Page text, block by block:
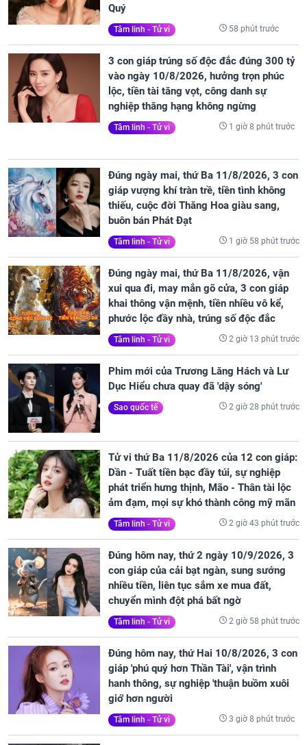
Quý
Tâm linh - Tử vi 58 phút trước
3 con giáp trúng số độc đắc đúng 300 tỷ
vào ngày 10/8/2026, hưởng trọn phúc
lộc, tiền tài tăng vọt, công danh sự
nghiệp thăng hạng không ngừng
Tâm linh - Tử vi 1 giờ 8 phút trước
Đúng ngày mai, thứ Ba 11/8/2026, 3 con
giáp vượng khí tràn trề, tiền tình không
thiếu, cuộc đời Thăng Hoa giàu sang,
buôn bán Phát Đạt
Tâm linh - Tử vi 1 giờ 58 phút trước
Đúng ngày mai, thứ Ba 11/8/2026, vận
xui qua đi, may mắn gõ cửa, 3 con giáp
khai thông vận mệnh, tiền nhiều vô kể,
phước lộc đầy nhà, trúng số độc đắc
Tâm linh - Tử vi 2 giờ 13 phút trước
Phim mới của Trương Lăng Hách và Lư
Dục Hiểu chưa quay đã 'dậy sóng'
Sao quốc tế 2 giờ 28 phút trước
Tử vi thứ Ba 11/8/2026 của 12 con giáp:
Dần - Tuất tiền bạc đầy túi, sự nghiệp
phát triển hưng thịnh, Mão - Thân tài lộc
ảm đạm, mọi sự khó thành công mỹ mãn
Tâm linh - Tử vi 2 giờ 43 phút trước
Đúng hôm nay, thứ 2 ngày 10/9/2026, 3
con giáp của cải bạt ngàn, sung sướng
nhiều tiền, liên tục sắm xe mua đất,
chuyển mình đột phá bất ngờ
Tâm linh - Tử vi 2 giờ 58 phút trước
Đúng hôm nay, thứ Hai 10/8/2026, 3 con
giáp 'phú quý hơn Thần Tài', vận trình
hanh thông, sự nghiệp 'thuận buồm xuôi
gió' hơn người
Tâm linh - Tử vi 3 giờ 8 phút trước